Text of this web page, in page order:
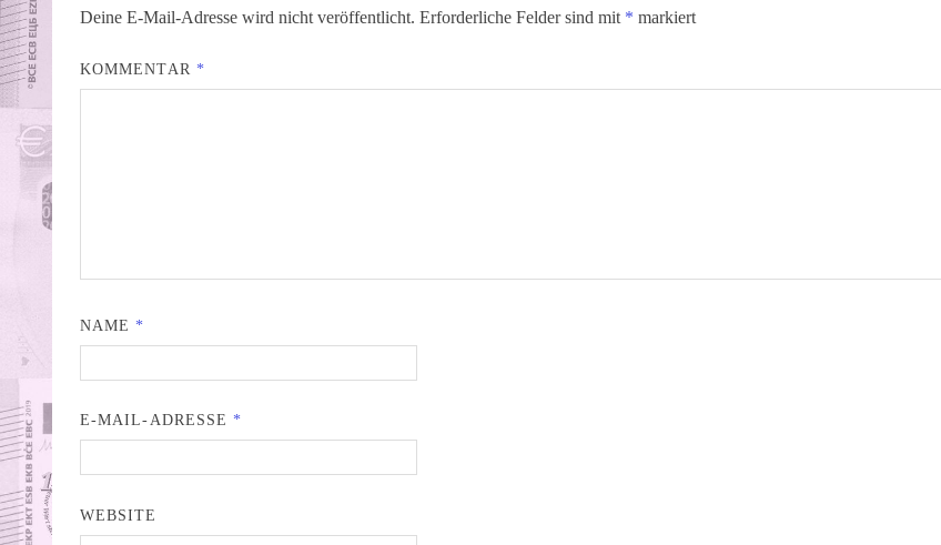
Deine E-Mail-Adresse wird nicht veröffentlicht. Erforderliche Felder sind mit * markiert
KOMMENTAR *
NAME *
E-MAIL-ADRESSE *
WEBSITE